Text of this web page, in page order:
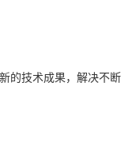
的技术成果，解决不断